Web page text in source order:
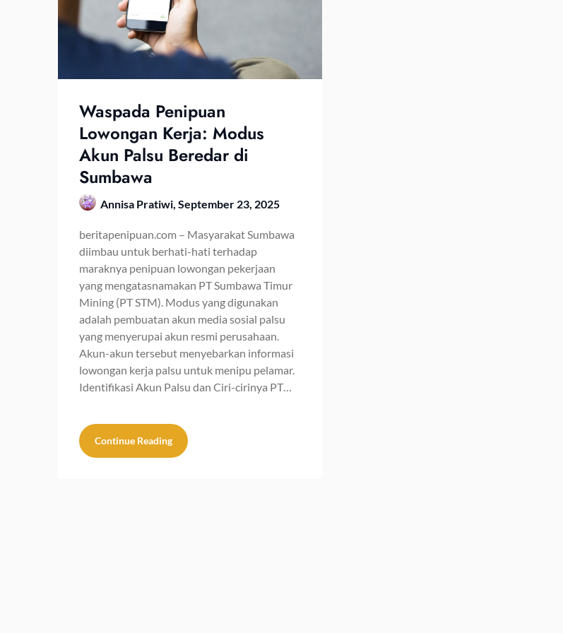
Waspada Penipuan
Lowongan Kerja: Modus
Akun Palsu Beredar di
Sumbawa
Annisa Pratiwi, September 23, 2025
beritapenipuan.com – Masyarakat Sumbawa
diimbau untuk berhati-hati terhadap
maraknya penipuan lowongan pekerjaan
yang mengatasnamakan PT Sumbawa Timur
Mining (PT STM). Modus yang digunakan
adalah pembuatan akun media sosial palsu
yang menyerupai akun resmi perusahaan.
Akun-akun tersebut menyebarkan informasi
lowongan kerja palsu untuk menipu pelamar.
Identifikasi Akun Palsu dan Ciri-cirinya PT…
Continue Reading